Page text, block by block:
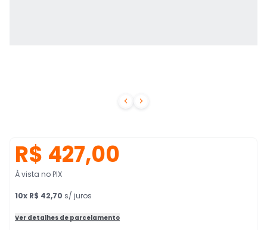
 
R$ 427,00
À vista no PIX
10x R$ 42,70 s/ juros
Ver detalhes de parcelamento